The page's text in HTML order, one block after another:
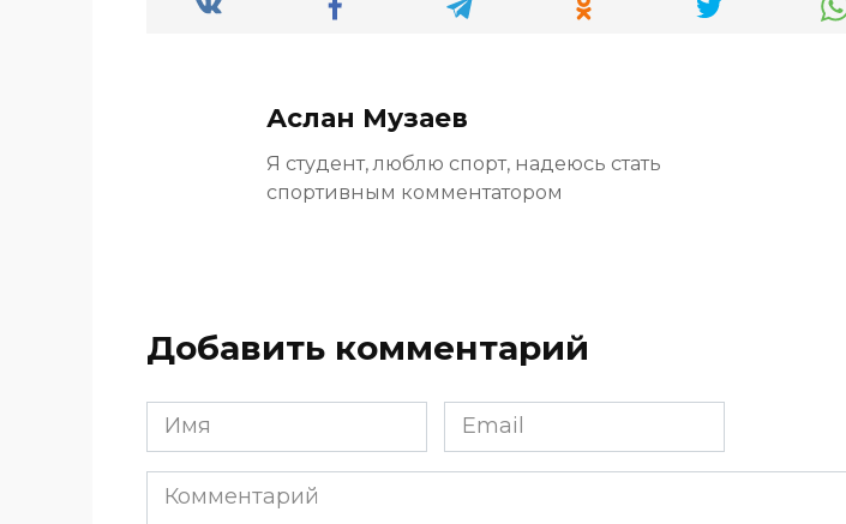
Аслан Музаев
Я студент, люблю спорт, надеюсь стать
спортивным комментатором
Добавить комментарий
Имя
*
Email
*
Комментарий